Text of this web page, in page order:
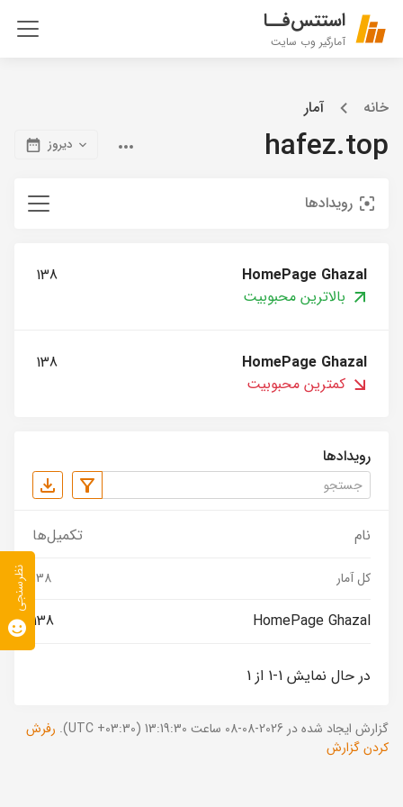
استتس‌فــا
آمارگیر وب سایت
خانه آمار
hafez.top دیروز
رویدادها
HomePage Ghazal
138
بالاترین محبوبیت
HomePage Ghazal
138
کمترین محبوبیت
رویدادها
نام تکمیل‌ها
کل آمار 138
HomePage Ghazal
138
در حال نمایش 1-1 از 1
گزارش ایجاد شده در 2026-08-08 ساعت 13:19:30 (UTC +03:30).
رفرش
کردن گزارش
نظرسنجی